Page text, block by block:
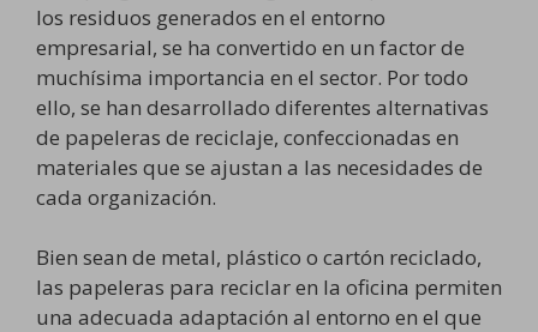
los residuos generados en el entorno
empresarial, se ha convertido en un factor de
muchísima importancia en el sector. Por todo
ello, se han desarrollado diferentes alternativas
de papeleras de reciclaje, confeccionadas en
materiales que se ajustan a las necesidades de
cada organización.
Bien sean de metal, plástico o cartón reciclado,
las papeleras para reciclar en la oficina permiten
una adecuada adaptación al entorno en el que